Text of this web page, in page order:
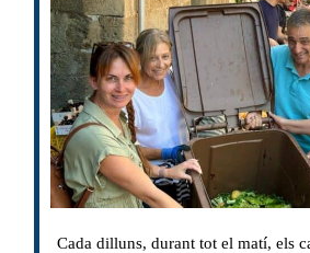
Cada dilluns, durant tot el matí, els